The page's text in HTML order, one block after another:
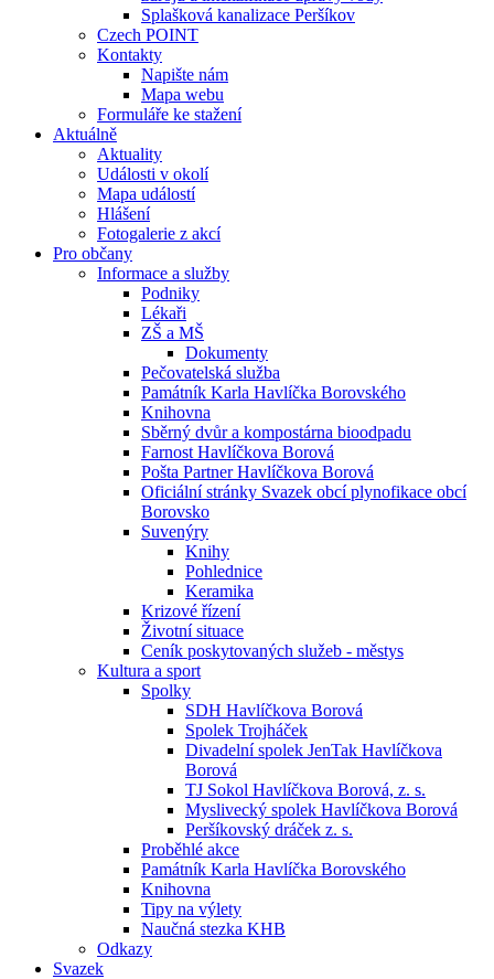
Splašková kanalizace Peršíkov
Czech POINT
Kontakty
Napište nám
Mapa webu
Formuláře ke stažení
Aktuálně
Aktuality
Události v okolí
Mapa událostí
Hlášení
Fotogalerie z akcí
Pro občany
Informace a služby
Podniky
Lékaři
ZŠ a MŠ
Dokumenty
Pečovatelská služba
Památník Karla Havlíčka Borovského
Knihovna
Sběrný dvůr a kompostárna bioodpadu
Farnost Havlíčkova Borová
Pošta Partner Havlíčkova Borová
Oficiální stránky Svazek obcí plynofikace obcí
Borovsko
Suvenýry
Knihy
Pohlednice
Keramika
Krizové řízení
Životní situace
Ceník poskytovaných služeb - městys
Kultura a sport
Spolky
SDH Havlíčkova Borová
Spolek Trojháček
Divadelní spolek JenTak Havlíčkova
Borová
TJ Sokol Havlíčkova Borová, z. s.
Myslivecký spolek Havlíčkova Borová
Peršíkovský dráček z. s.
Proběhlé akce
Památník Karla Havlíčka Borovského
Knihovna
Tipy na výlety
Naučná stezka KHB
Odkazy
Svazek